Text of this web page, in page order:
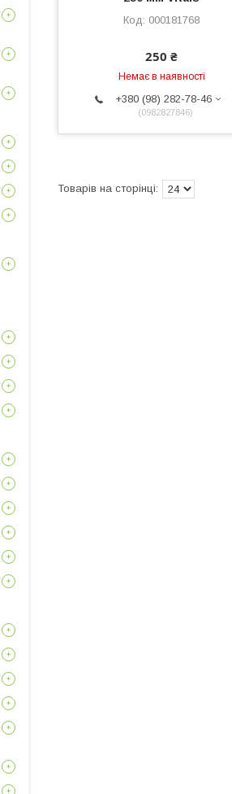
000181768
250 ₴
Немає в наявності
+380 (98) 282-78-46
0982827846